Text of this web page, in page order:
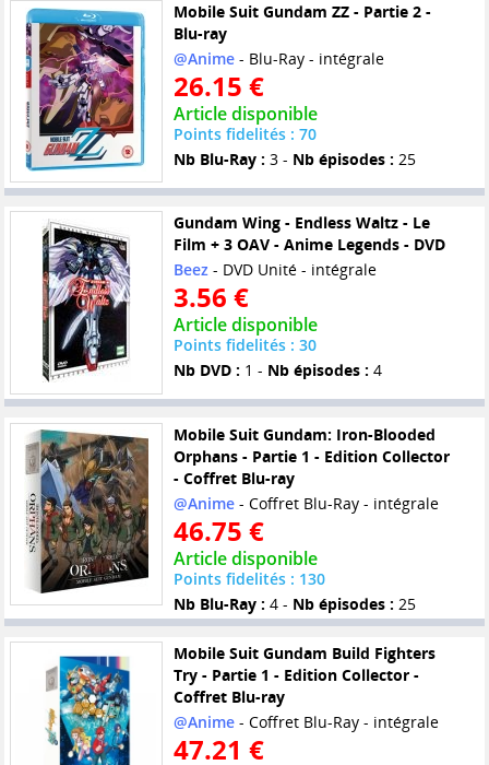
Mobile Suit Gundam ZZ - Partie 2 -
Blu-ray
@Anime- Blu-Ray - intégrale
26.15 €
Article disponible
Points fidelités : 70
Nb Blu-Ray : 3 - Nb épisodes : 25
Gundam Wing - Endless Waltz - Le
Film + 3 OAV - Anime Legends - DVD
Beez- DVD Unité - intégrale
3.56 €
Article disponible
Points fidelités : 30
Nb DVD : 1 - Nb épisodes : 4
Mobile Suit Gundam: Iron-Blooded
Orphans - Partie 1 - Edition Collector
- Coffret Blu-ray
@Anime- Coffret Blu-Ray - intégrale
46.75 €
Article disponible
Points fidelités : 130
Nb Blu-Ray : 4 - Nb épisodes : 25
Mobile Suit Gundam Build Fighters
Try - Partie 1 - Edition Collector -
Coffret Blu-ray
@Anime- Coffret Blu-Ray - intégrale
47.21 €